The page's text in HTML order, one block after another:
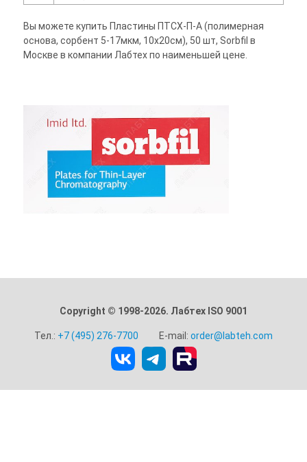
Вы можете купить Пластины ПТСХ-П-А (полимерная
основа, сорбент 5-17мкм, 10х20см), 50 шт, Sorbfil в
Москве в компании Лабтех по наименьшей цене.
Copyright © 1998-2026. Лабтех ISO 9001
Тел.: +7 (495) 276-7700 E-mail: order@labteh.com